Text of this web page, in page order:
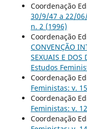
Coordenação
30/9/47 a 22/
n. 2 (1996)
Coordenação
CONVENÇÃO
SEXUAIS E DOS
Estudos
Coordenação
Feministas: v.
Coordenação
Feministas: v.
Coordenação